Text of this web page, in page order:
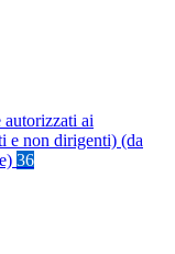
ai
e non dirigenti) (da
36